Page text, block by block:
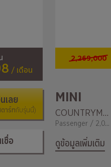
/ เดือน
เลย
าร์ทกับรุ่นนี้)
ชื่อ
2,269,000
MINI
COUNTRYMAN COOPER S CYMAN
Passenger / 2,000
ดูข้อมูลเพิ่มเติม